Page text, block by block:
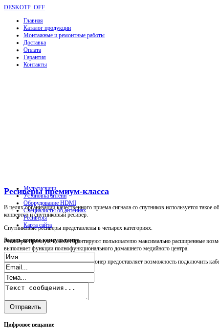
DESKOTP_OFF
Главная
Каталог продукции
Монтажные и ремонтные работы
Доставка
Оплата
Гарантия
Контакты
Ресиверы премиум-класса
В целях организации качественного приема сигнала со спутников используется такое
конвертер и спутниковый ресивер.
Спутниковые ресиверы представлены в четырех категориях.
Ресиверы премиум-класса гарантируют пользователю максимально расширенные
выполняет функции полнофункционального домашнего медийного центра.
Прежде всего, следует сказать, что тюнер предоставляет возможность подключить
Мультисвичи
Установка антенн
Оборудование HDMI
Специалисты об антеннах
Ресиверы
Карта сайта
Задатьвопрос консультанту
Цифровое вещание